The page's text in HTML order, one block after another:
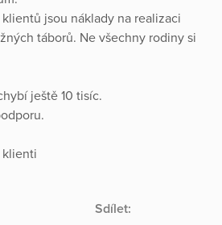
jsou náklady na realizaci
táborů. Ne všechny rodiny si
ještě 10 tisíc.
klienti
Sdílet: